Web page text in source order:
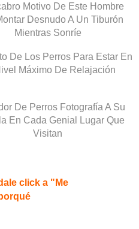
Motivo De Este Hombre
Desnudo A Un Tiburón
Mientras Sonríe
De Los Perros Para Estar En
Máximo De Relajación
De Perros Fotografía A Su
En Cada Genial Lugar Que
Visitan
click a "Me